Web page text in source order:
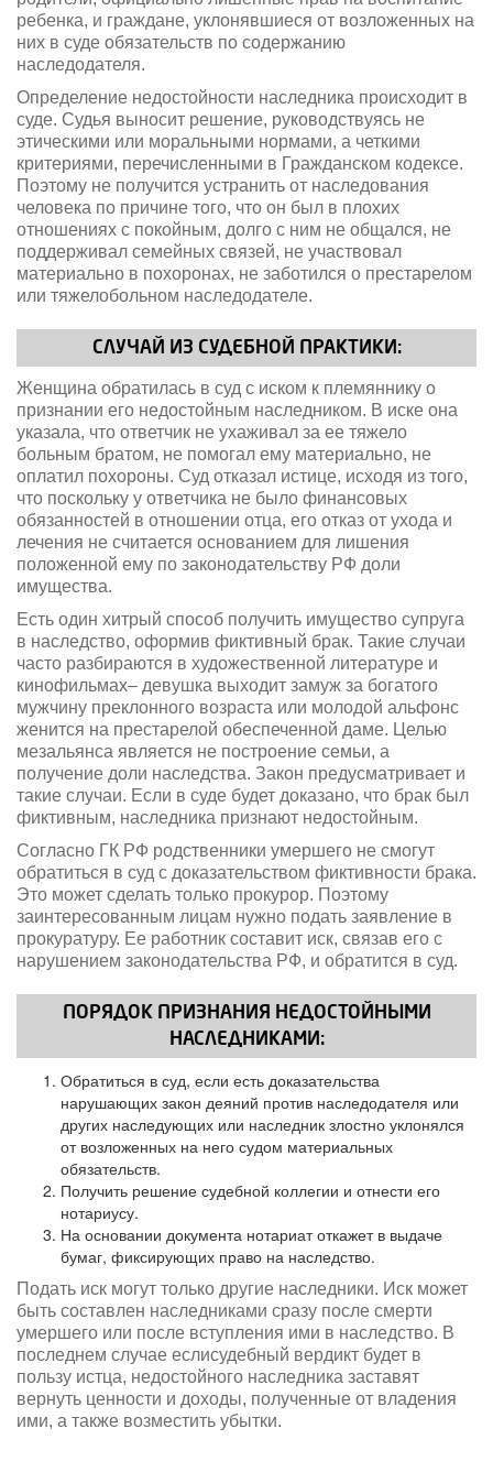
ребенка, и граждане, уклонявшиеся от возложенных на
них в суде обязательств по содержанию
наследодателя.
Определение недостойности наследника происходит в
суде. Судья выносит решение, руководствуясь не
этическими или моральными нормами, а четкими
критериями, перечисленными в Гражданском кодексе.
Поэтому не получится устранить от наследования
человека по причине того, что он был в плохих
отношениях с покойным, долго с ним не общался, не
поддерживал семейных связей, не участвовал
материально в похоронах, не заботился о престарелом
или тяжелобольном наследодателе.
СЛУЧАЙ ИЗ СУДЕБНОЙ ПРАКТИКИ:
Женщина обратилась в суд с иском к племяннику о
признании его недостойным наследником. В иске она
указала, что ответчик не ухаживал за ее тяжело
больным братом, не помогал ему материально, не
оплатил похороны. Суд отказал истице, исходя из того,
что поскольку у ответчика не было финансовых
обязанностей в отношении отца, его отказ от ухода и
лечения не считается основанием для лишения
положенной ему по законодательству РФ доли
имущества.
Есть один хитрый способ получить имущество супруга
в наследство, оформив фиктивный брак. Такие случаи
часто разбираются в художественной литературе и
кинофильмах– девушка выходит замуж за богатого
мужчину преклонного возраста или молодой альфонс
женится на престарелой обеспеченной даме. Целью
мезальянса является не построение семьи, а
получение доли наследства. Закон предусматривает и
такие случаи. Если в суде будет доказано, что брак был
фиктивным, наследника признают недостойным.
Согласно ГК РФ родственники умершего не смогут
обратиться в суд с доказательством фиктивности брака.
Это может сделать только прокурор. Поэтому
заинтересованным лицам нужно подать заявление в
прокуратуру. Ее работник составит иск, связав его с
нарушением законодательства РФ, и обратится в суд.
ПОРЯДОК ПРИЗНАНИЯ НЕДОСТОЙНЫМИ
НАСЛЕДНИКАМИ:
Обратиться в суд, если есть доказательства
нарушающих закон деяний против наследодателя или
других наследующих или наследник злостно уклонялся
от возложенных на него судом материальных
обязательств.
Получить решение судебной коллегии и отнести его
нотариусу.
На основании документа нотариат откажет в выдаче
бумаг, фиксирующих право на наследство.
Подать иск могут только другие наследники. Иск может
быть составлен наследниками сразу после смерти
умершего или после вступления ими в наследство. В
последнем случае еслисудебный вердикт будет в
пользу истца, недостойного наследника заставят
вернуть ценности и доходы, полученные от владения
ими, а также возместить убытки.